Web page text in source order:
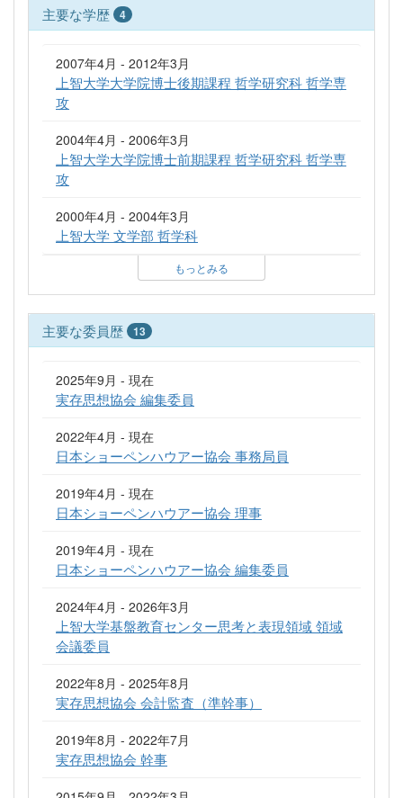
主要な学歴 4
2007年4月 - 2012年3月
上智大学大学院博士後期課程 哲学研究科 哲学専
攻
2004年4月 - 2006年3月
上智大学大学院博士前期課程 哲学研究科 哲学専
攻
2000年4月 - 2004年3月
上智大学 文学部 哲学科
もっとみる
主要な委員歴 13
2025年9月 - 現在
実存思想協会 編集委員
2022年4月 - 現在
日本ショーペンハウアー協会 事務局員
2019年4月 - 現在
日本ショーペンハウアー協会 理事
2019年4月 - 現在
日本ショーペンハウアー協会 編集委員
2024年4月 - 2026年3月
上智大学基盤教育センター思考と表現領域 領域
会議委員
2022年8月 - 2025年8月
実存思想協会 会計監査（準幹事）
2019年8月 - 2022年7月
実存思想協会 幹事